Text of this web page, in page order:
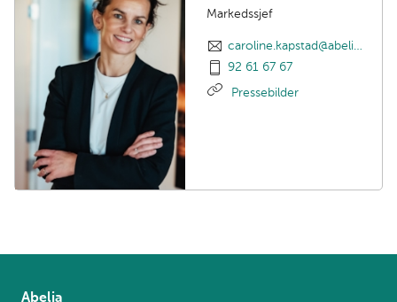
Markedssjef
caroline.kapstad@abelia.no
92 61 67 67
Pressebilder
Abelia